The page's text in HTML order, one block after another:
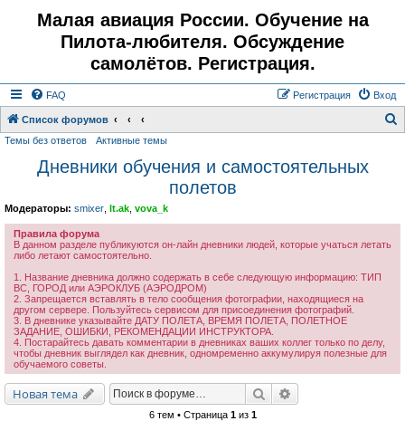
Малая авиация России. Обучение на
Пилота-любителя. Обсуждение
самолётов. Регистрация.
FAQ Вход
Регистрация
Список форумов
Темы без ответов Активные темы
Дневники обучения и самостоятельных
полетов
Модераторы: smixer lt.ak vova_k
Правила форума
В данном разделе публикуются он-лайн дневники людей, которые учаться летать
либо летают самостоятельно.
1. Название дневника должно содержать в себе следующую информацию: ТИП
ВС, ГОРОД или АЭРОКЛУБ (АЭРОДРОМ)
2. Запрещается вставлять в тело сообщения фотографии, находящиеся на
другом сервере. Пользуйтесь сервисом для присоединения фотографий.
3. В дневнике указывайте ДАТУ ПОЛЕТА, ВРЕМЯ ПОЛЕТА, ПОЛЕТНОЕ
ЗАДАНИЕ, ОШИБКИ, РЕКОМЕНДАЦИИ ИНСТРУКТОРА.
4. Постарайтесь давать комментарии в дневниках ваших коллег только по делу,
чтобы дневник выглядел как дневник, одномременно аккумулируя полезные для
обучаемого советы.
Новая тема Поиск
6 тем • Страница 1из 1